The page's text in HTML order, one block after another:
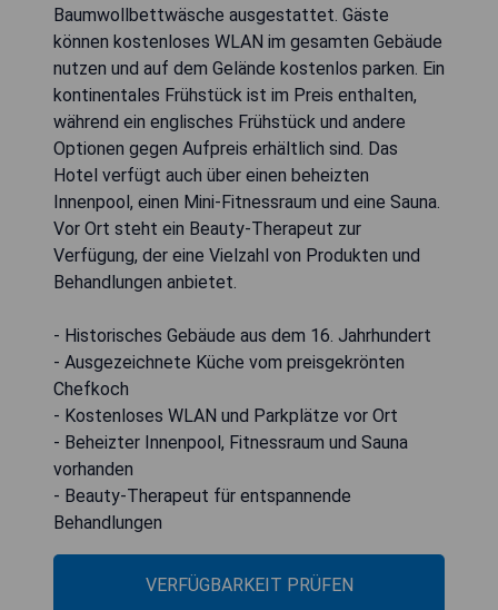
Baumwollbettwäsche ausgestattet. Gäste
können kostenloses WLAN im gesamten Gebäude
nutzen und auf dem Gelände kostenlos parken. Ein
kontinentales Frühstück ist im Preis enthalten,
während ein englisches Frühstück und andere
Optionen gegen Aufpreis erhältlich sind. Das
Hotel verfügt auch über einen beheizten
Innenpool, einen Mini-Fitnessraum und eine Sauna.
Vor Ort steht ein Beauty-Therapeut zur
Verfügung, der eine Vielzahl von Produkten und
Behandlungen anbietet.
- Historisches Gebäude aus dem 16. Jahrhundert
- Ausgezeichnete Küche vom preisgekrönten
Chefkoch
- Kostenloses WLAN und Parkplätze vor Ort
- Beheizter Innenpool, Fitnessraum und Sauna
vorhanden
- Beauty-Therapeut für entspannende
Behandlungen
VERFÜGBARKEIT PRÜFEN